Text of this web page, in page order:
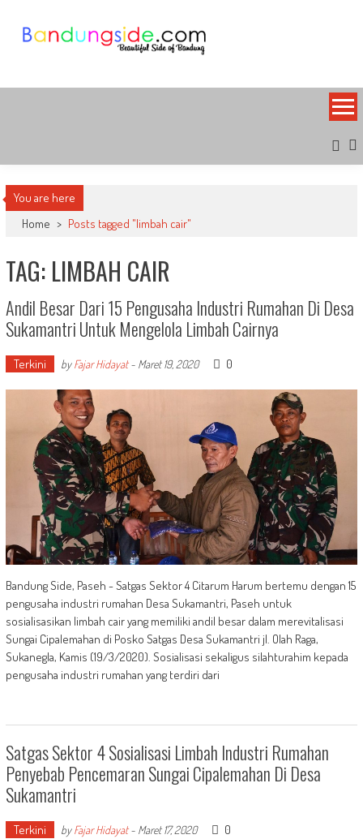
content
You are here
Home > Posts tagged "limbah cair"
TAG: LIMBAH CAIR
Andil Besar Dari 15 Pengusaha Industri Rumahan Di Desa
Sukamantri Untuk Mengelola Limbah Cairnya
Terkini byFajar Hidayat- Maret 19, 2020 0
Bandung Side, Paseh - Satgas Sektor 4 Citarum Harum bertemu dengan 15
pengusaha industri rumahan Desa Sukamantri, Paseh untuk
sosialisasikan limbah cair yang memiliki andil besar dalam merevitalisasi
Sungai Cipalemahan di Posko Satgas Desa Sukamantri jl. Olah Raga,
Sukanegla, Kamis (19/3/2020). Sosialisasi sekaligus silahturahim kepada
pengusaha industri rumahan yang terdiri dari
Satgas Sektor 4 Sosialisasi Limbah Industri Rumahan
Penyebab Pencemaran Sungai Cipalemahan Di Desa
Sukamantri
Terkini byFajar Hidayat- Maret 17, 2020 0